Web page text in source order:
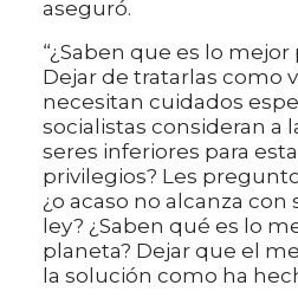
aseguró.
“¿Saben que es lo
Dejar de tratarlas como
necesitan cuidados
socialistas consideran a
seres inferiores para
privilegios? Les
¿o acaso no alcanza con
ley? ¿Saben qué es lo
planeta? Dejar que el
la solución como ha